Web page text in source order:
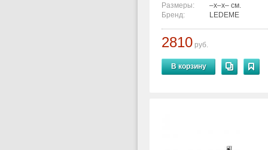
Размеры:
–x–x– см.
Бренд:
LEDEME
2810 руб.
В корзину